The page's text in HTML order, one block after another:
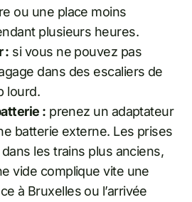
ou une place moins
plusieurs heures.
: si vous ne pouvez pas
dans des escaliers de
lourd.
: prenez un adaptateur
batterie externe. Les prises
les trains plus anciens,
vide complique vite une
à Bruxelles ou l’arrivée